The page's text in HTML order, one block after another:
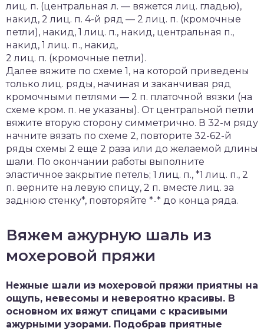
лиц. п. (центральная л. — вяжется лиц. гладью),
накид, 2 лиц. п. 4-й ряд — 2 лиц. п. (кромочные
петли), накид, 1 лиц. п., накид, центральная п.,
накид, 1 лиц. п., накид,
2 лиц. п. (кромочные петли).
Далее вяжите по схеме 1, на которой приведены
только лиц. ряды, начиная и заканчивая ряд
кромочными петлями — 2 п. платочной вязки (на
схеме кром. п. не указаны). От центральной петли
вяжите вторую сторону симметрично. В 32-м ряду
начните вязать по схеме 2, повторите 32-62-й
ряды схемы 2 еще 2 раза или до желаемой длины
шали. По окончании работы выполните
эластичное закрытие петель; 1 лиц. п., *1 лиц. п., 2
п. верните на левую спицу, 2 п. вместе лиц. за
заднюю стенку*, повторяйте *-* до конца ряда.
Вяжем ажурную шаль из
мохеровой пряжи
Нежные шали из мохеровой пряжи приятны на
ощупь, невесомы и невероятно красивы. В
основном их вяжут спицами с красивыми
ажурными узорами. Подобрав приятные